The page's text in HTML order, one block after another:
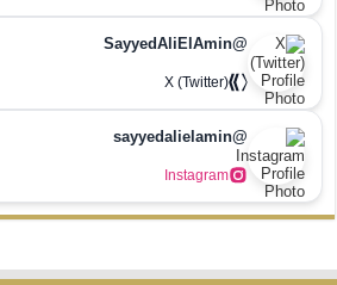
@SayyedAliElAmin
X (Twitter)
@sayyedalielamin
Instagram